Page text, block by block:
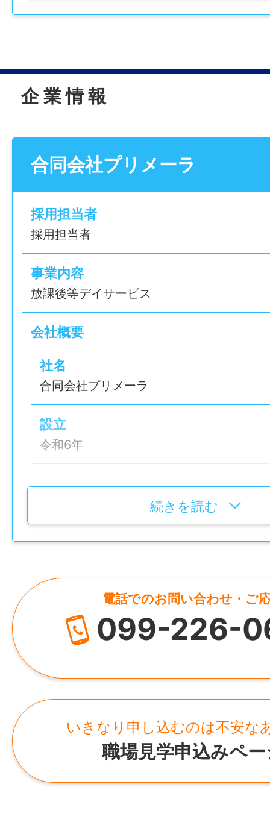
月給 240,000円～310,000円
【給与の内訳】
基本給：220,000円～260,000円
処遇改善手当：10,000円～30,000円
固定残業代：10,000円～20,000円
あり（前年度実績なし）
年間休日
108日
雇用形態
正社員
経験
年齢制限
必須：言語聴覚士、普通自動車運転免許（
れば尚可：小学校教諭免許、その他の福祉
就業時間
②9:00～18:00
休憩時間
就業日
・社用車使用／AT車
・理学療法士の資格を活かしたい方
・小児分野や療育に関心がある方
・子どもの成長を近くで支えたい方
・残業なしの職場で働きたい方
・安定した正社員勤務を希望する方
＿＿＿＿＿＿＿＿＿＿＿＿＿＿
JKSS-001
仕事内容変更の可能性：なし
就業場所
〒892-0811 鹿児島県鹿児島市玉里団地2
後等デイサービスプリメーラ」
最寄り駅：市バス 坂元台小学校前バス停
最寄り駅
市バス 坂元台小学校前バス停から徒歩2分
給与
月給 240,000円～310,000円
【給与の内訳】
基本給：220,000円～260,000円
処遇改善手当：10,000円～30,000円
固定残業代：10,000円～20,000円
賞与
あり（前年度実績なし）
年間休日
雇用形態
あれば尚可：教員・保育関係の経験
────────────────
[1] 月給24万円～31万円で安定勤務！
[2] 残業なし・日曜休みで働きやすい！
お仕事内容
￣￣￣￣￣
放課後等デイサービスで、子どもたちへの
指導、生活動作のサポートを行います。
ことを増やせるよう支援していきます。
・機能訓練
・活動を通じた発達支援
・学習指導
・児童の送迎
・社用車使用／AT車
【こんな方におすすめ】
・子どもと関わる仕事がしたい方
・療育や発達支援に興味がある方
＿＿＿＿＿＿＿＿＿＿＿＿＿＿
JKSS-001
仕事内容変更の可能性：なし
就業場所
最寄り駅：市バス 坂元台小学校前バス停
勤務地変更の可能性：なし
最寄り駅
企 業 情 報
合同会社プリメーラ
採用担当者
採用担当者
事業内容
放課後等デイサービス
会社概要
社名
合同会社プリメーラ
設立
令和6年
代表者
代表社員：大徳 真也
資本金
https://primera2024.com/
鹿児島県鹿児島市玉里団地2丁目50-8
続きを読む
電話でのお問い合わせ・ご
099-226-
いきなり申し込むのは不安な
職場見学申込みペ